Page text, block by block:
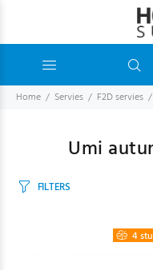
Home Servies F2D servies
Umi
FILTERS
4